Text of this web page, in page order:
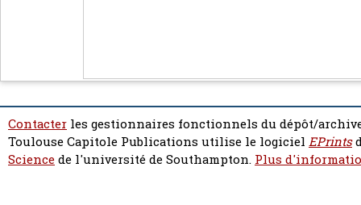
Contacter les gestionnaires fonctionnels du dépôt/
Toulouse Capitole Publications utilise le logiciel EPrints
Sciencede l'université de Southampton. Plus